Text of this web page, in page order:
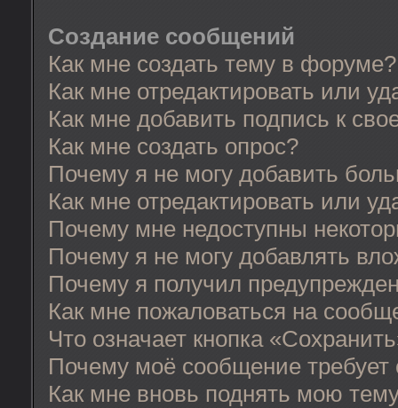
Создание сообщений
Как мне создать тему в форуме?
Как мне отредактировать или
Как мне добавить подпись к
Как мне создать опрос?
Почему я не могу добавить
Как мне отредактировать или
Почему мне недоступны
Почему я не могу добавлять
Почему я получил
Как мне пожаловаться на
Что означает кнопка
Почему моё сообщение требует
Как мне вновь поднять мою